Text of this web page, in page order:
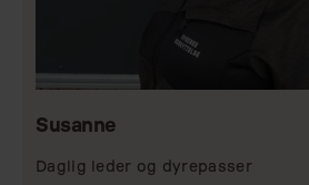
Susanne
Daglig leder og dyrepasser